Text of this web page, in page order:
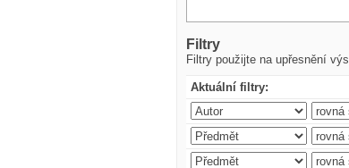
Filtry
Filtry použijte na upřesnění
Aktuální filtry: